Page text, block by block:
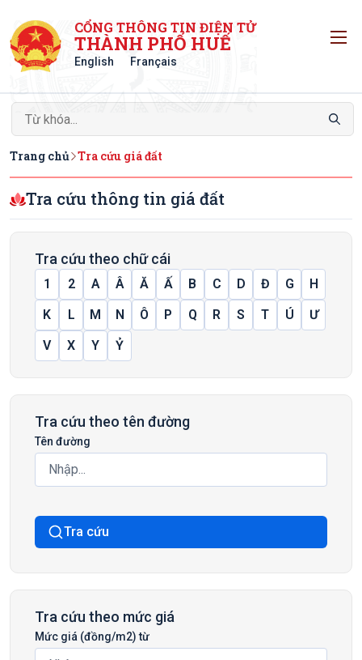
CỔNG THÔNG TIN ĐIỆN TỬ
THÀNH PHỐ HUẾ
English Français
Trang chủ Tra cứu giá đất
Tra cứu thông tin giá đất
Tra cứu theo chữ cái
1 2 A Â Ă Ấ B C D Đ G
H
K
L M N Ô P Q R S T Ú
Ư
V
X Y Ỷ
Tra cứu theo tên đường
Tên đường
Tra cứu
Tra cứu theo mức giá
Mức giá (đồng/m2) từ